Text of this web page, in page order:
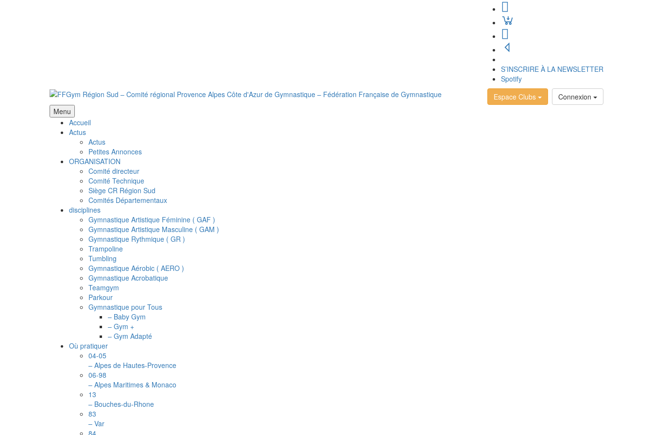
S’INSCRIRE À LA NEWSLETTER
Spotify
Connexion
Espace Clubs
Menu
Accueil
Actus
Actus
Petites Annonces
ORGANISATION
Comité directeur
Comité Technique
Siège CR Région Sud
Comités Départementaux
disciplines
Gymnastique Artistique Féminine ( GAF )
Gymnastique Artistique Masculine ( GAM )
Gymnastique Rythmique ( GR )
Trampoline
Tumbling
Gymnastique Aérobic ( AERO )
Gymnastique Acrobatique
Teamgym
Parkour
Gymnastique pour Tous
– Baby Gym
– Gym +
– Gym Adapté
Où pratiquer
04-05
– Alpes de Hautes-Provence
06-98
– Alpes Maritimes & Monaco
13
– Bouches-du-Rhone
83
– Var
84